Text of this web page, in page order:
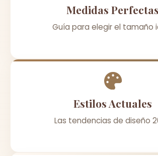
Medidas Perfectas
Guía para elegir el tamaño
Estilos Actuales
Las tendencias de diseño